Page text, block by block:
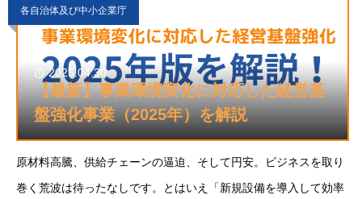
各自治体及び中小企業庁
2025.04.30
【最新】事業環境変化に対応した経営基
盤強化事業（2025年）を解説
原材料⾼騰、供給チェーンの逼迫、そして円安。ビジネスを取り
巻く荒波は待ったなしです。とはいえ「新規設備を導⼊して効率